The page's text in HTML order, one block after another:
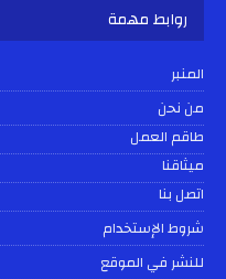
روابط مهمة
المنبر
من نحن
طاقم العمل
ميثاقنا
اتصل بنا
شروط الإستخدام
للنشر في الموقع